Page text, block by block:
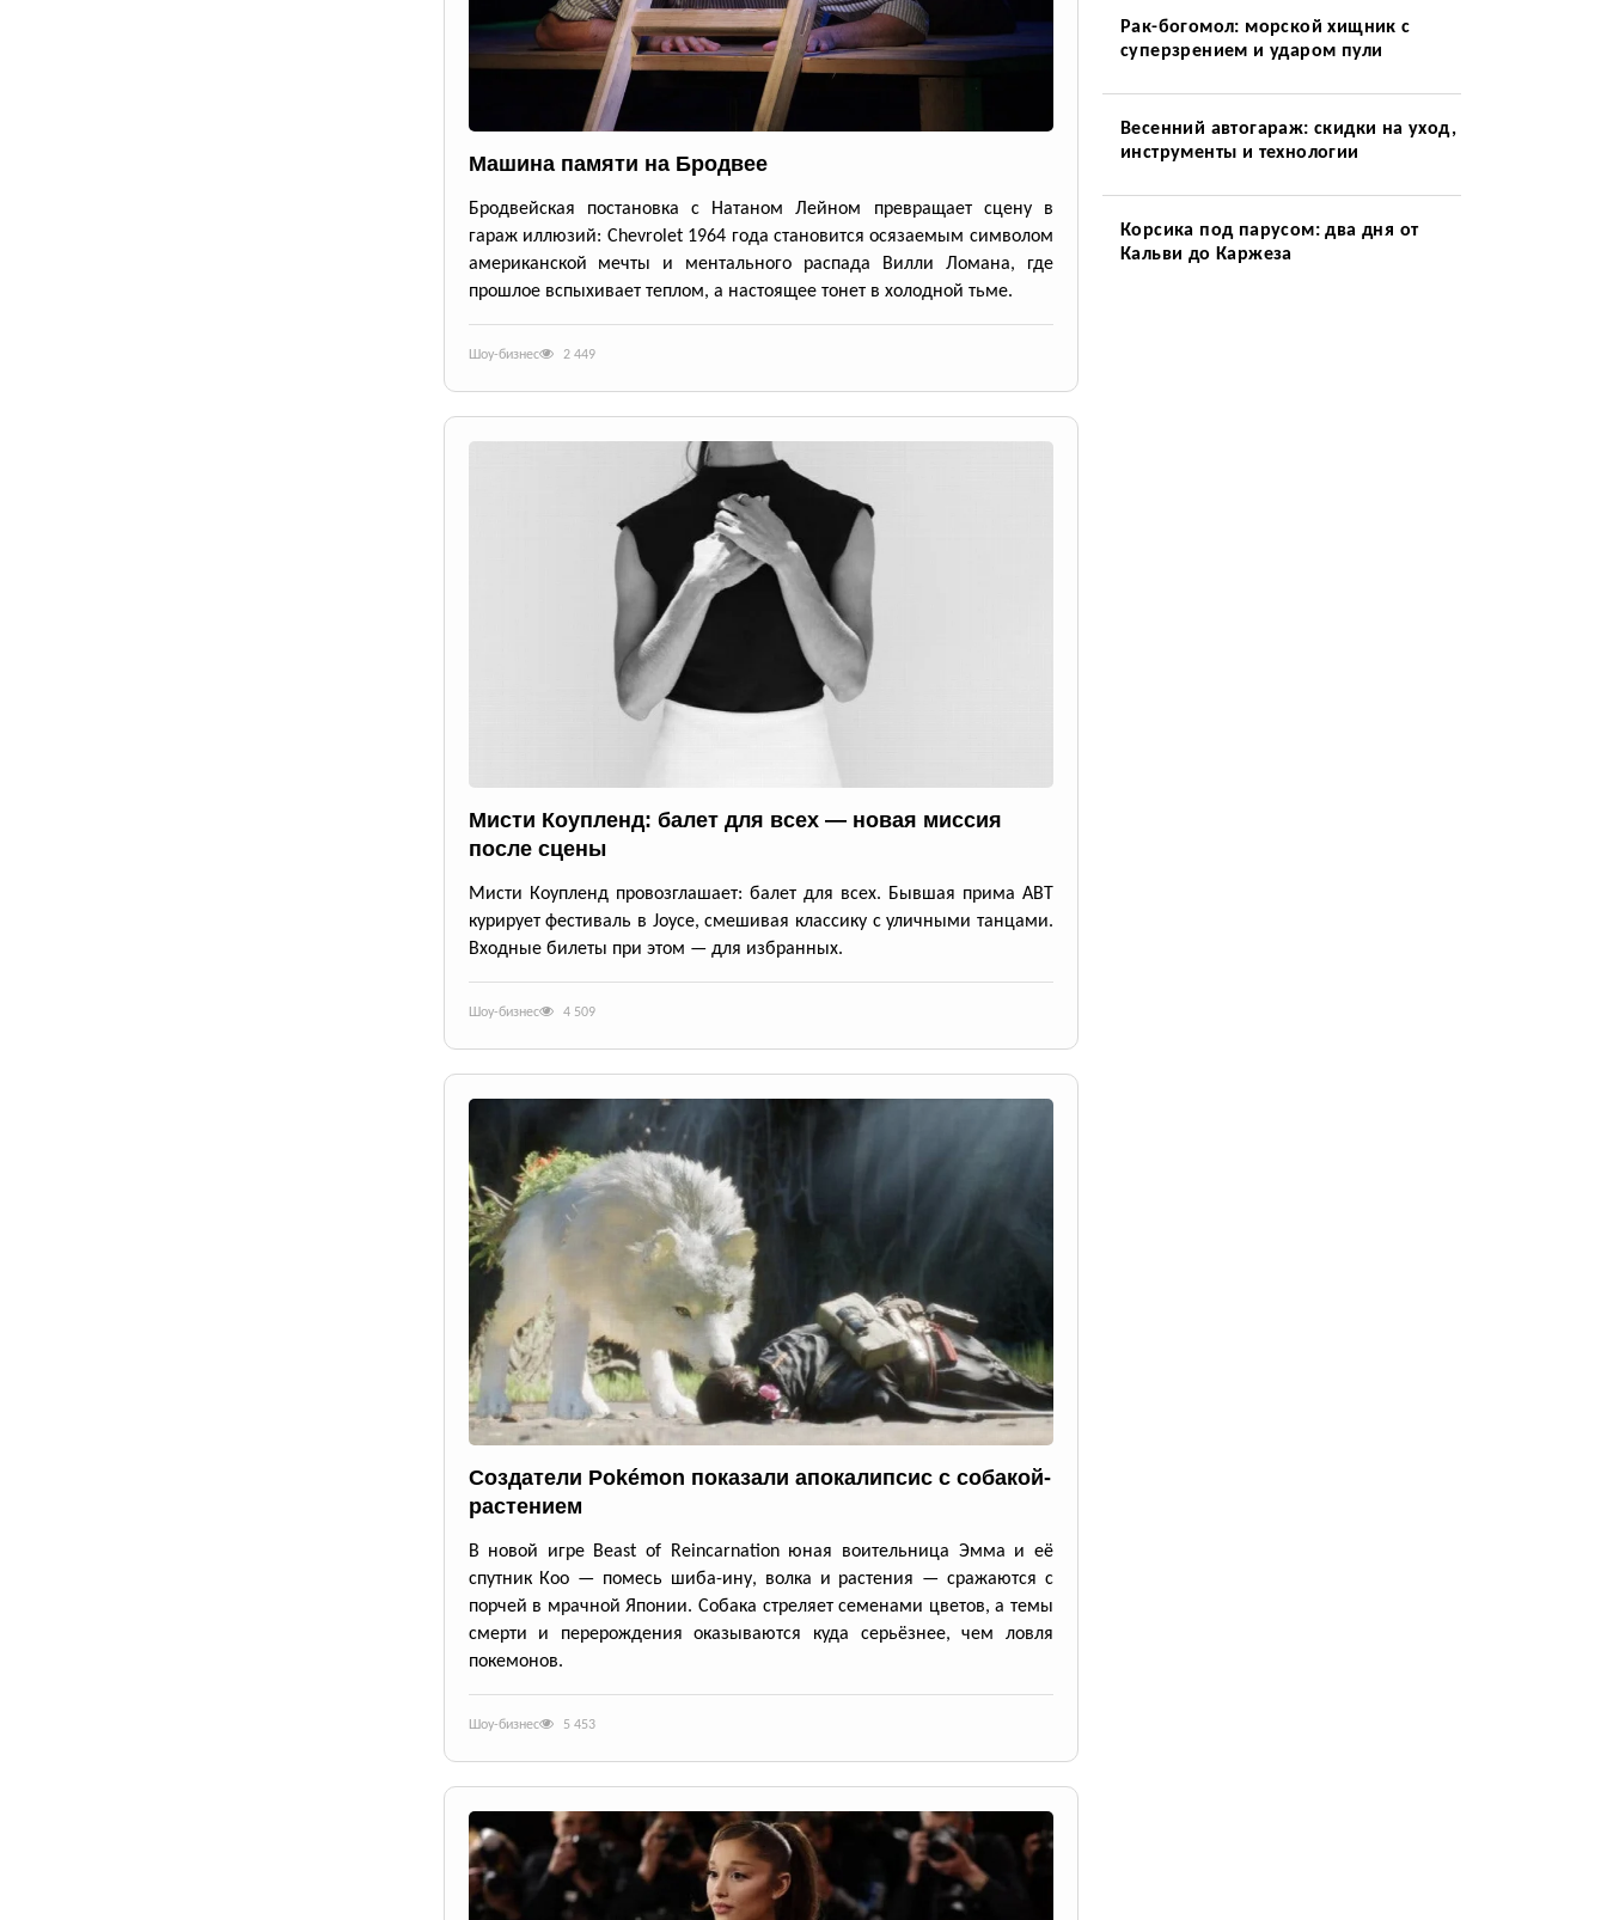
Машина памяти на Бродвее
Бродвейская постановка с Натаном Лейном превращает сцену в
гараж иллюзий: Chevrolet 1964 года становится осязаемым символом
американской мечты и ментального распада Вилли Ломана, где
прошлое вспыхивает теплом, а настоящее тонет в холодной тьме.
Шоу-бизнес 2 449
Мисти Коупленд: балет для всех — новая миссия
после сцены
Мисти Коупленд провозглашает: балет для всех. Бывшая прима ABT
курирует фестиваль в Joyce, смешивая классику с уличными танцами.
Входные билеты при этом — для избранных.
Шоу-бизнес 4 509
Создатели Pokémon показали апокалипсис с собакой-
растением
В новой игре Beast of Reincarnation юная воительница Эмма и её
спутник Кoo — помесь шиба-ину, волка и растения — сражаются с
порчей в мрачной Японии. Собака стреляет семенами цветов, а темы
смерти и перерождения оказываются куда серьёзнее, чем ловля
покемонов.
Шоу-бизнес 5 453
Рак-богомол: морской хищник с
суперзрением и ударом пули
Весенний автогараж: скидки на уход,
инструменты и технологии
Корсика под парусом: два дня от
Кальви до Каржеза